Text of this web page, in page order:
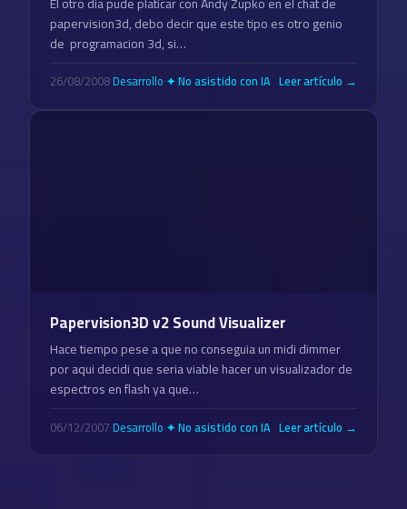
papervision3d, debo decir que este tipo es otro genio
de programacion 3d, si…
26/08/2008Desarrollo ✦ No asistido con IA Leer artículo →
Papervision3D v2 Sound Visualizer
Hace tiempo pese a que no conseguia un midi dimmer
por aqui decidi que seria viable hacer un visualizador de
espectros en flash ya que…
06/12/2007·Desarrollo·✦ No asistido con IA Leer artículo →